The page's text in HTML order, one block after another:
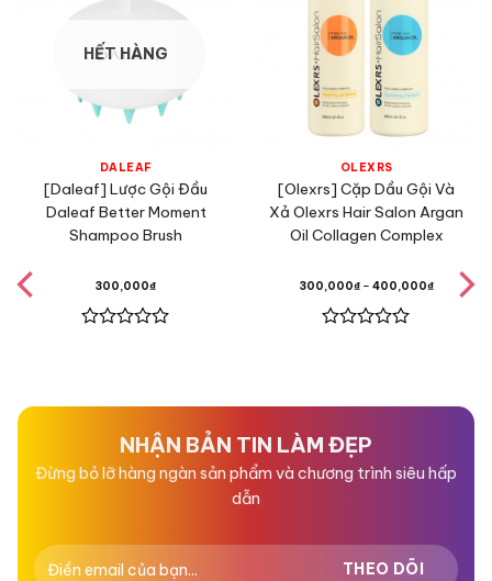
HẾT HÀNG
DALEAF
[Daleaf] Lược Gội Đầu
Daleaf Better Moment
Shampoo Brush
300,000₫
5
OLEXRS
[Olexrs] Cặp Dầu Gội Và
Xả Olexrs Hair Salon Argan
Oil Collagen Complex
300,000₫– 400,000₫
5
NHẬN BẢN TIN LÀM ĐẸP
Đừng bỏ lỡ hàng ngàn sản phẩm và chương trình siêu hấp
dẫn